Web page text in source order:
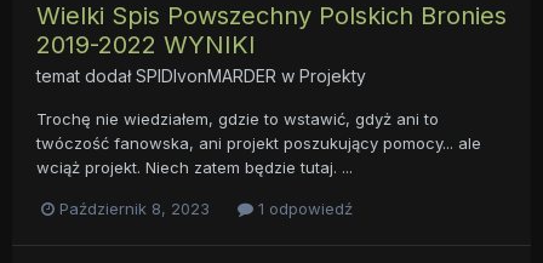
Wielki Spis Powszechny Polskich Bronies
2019-2022 WYNIKI
temat dodałSPIDIvonMARDER w Projekty
Trochę nie wiedziałem, gdzie to wstawić, gdyż ani to
twóczość fanowska, ani projekt poszukujący pomocy... ale
wciąż projekt. Niech zatem będzie tutaj. ...
Październik 8, 2023 1 odpowiedź